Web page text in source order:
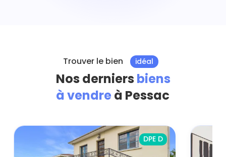
Trouver le bien idéal
Nos derniers biens
à vendre à Pessac
DPE D